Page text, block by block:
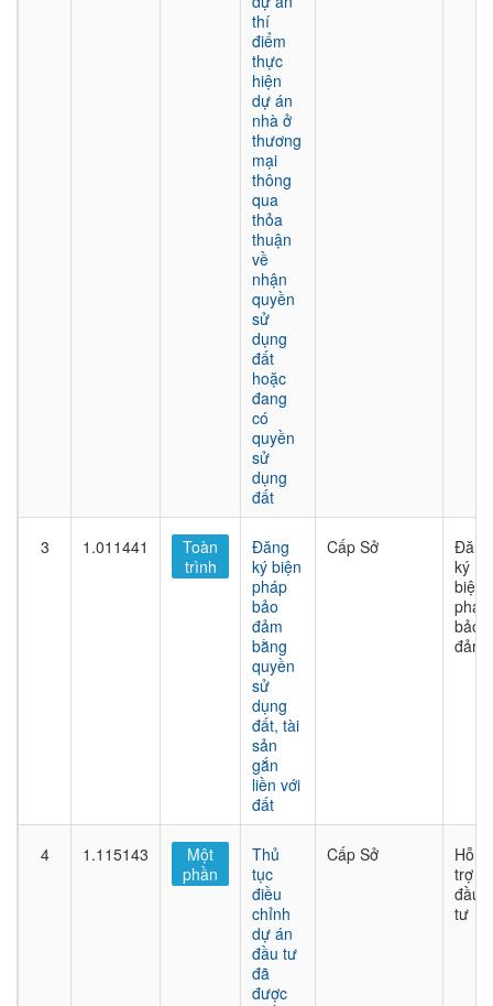
thí
điểm
thực
hiện
dự án
nhà ở
thương
mại
thông
qua
thỏa
thuận
về
nhận
quyền
sử
dụng
đất
hoặc
đang
có
quyền
sử
dụng
đất
3 1.011441
Toàn
trình
Đăng
ký biện
pháp
bảo
đảm
bằng
quyền
sử
dụng
đất, tài
sản
gắn
liền với
đất
Cấp Sở
Đăng
ký
biện
pháp
bảo
đảm
4 1.115143
Một
phần
Thủ
tục
điều
chỉnh
dự án
đầu tư
đã
được
Cấp Sở
Hỗ
trợ
đầu
tư